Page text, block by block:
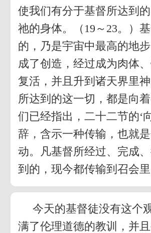
使我们有分于基督所达到
祂的身体。（19～23。）
的，乃是宇宙中最高的地
成了创造，经过成为肉体
复活，并且升到诸天界里
所达到的这一切，都是向
们已经指出，二十二节的‘
辞，含示一种传输，也就
动。凡基督所经过、完成
到的，现今都传输到召会里
今天的基督徒没有这个
满了伦理道德的教训，并